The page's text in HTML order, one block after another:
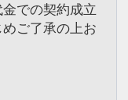
山登山をも
建設されま
分、移動し
えること
くなった者
じたもの
去したこ
での契約成立
ご了承の上お